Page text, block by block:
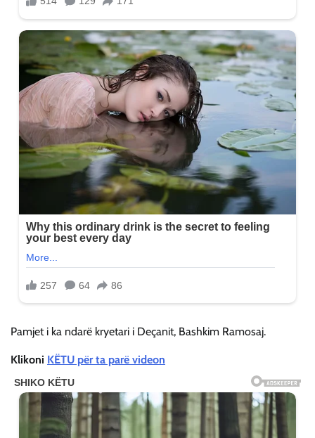
Pamjet i ka ndarë kryetari i Deçanit, Bashkim Ramosaj.
Klikoni KËTU për ta parë videon